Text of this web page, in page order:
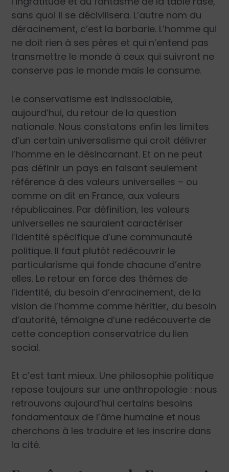
sans quoi il se décivilisera. L’autre nom du
déracinement, c’est la barbarie. L’homme qui
ne doit rien à ses pères et qui n’entend pas
transmettre le monde à ceux qui suivront ne
conserve pas le monde mais le consume.
Le conservatisme est indissociable,
aujourd’hui, du retour de la question
nationale. Nous constatons enfin les limites
d’un certain universalisme qui croit délivrer
l’homme en le désincarnant. Et on ne peut
pas définir un pays en faisant seulement
référence à des valeurs universelles – ou
comme on dit en France, aux valeurs
républicaines. Par définition, les valeurs
universelles ne sauraient caractériser
l’identité spécifique d’une communauté
politique. Il faut plutôt redécouvrir le
particularisme qui fonde chacune d’entre
elles. Le retour en force des thèmes de
l’identité, du besoin d’enracinement, de la
vision de l’homme comme héritier, du besoin
d’autorité, témoigne d’une redécouverte de
cette conception conservatrice du lien
social.
Et c’est tant mieux. Une philosophie politique
repose toujours sur une anthropologie : nous
retrouvons aujourd’hui certains besoins
fondamentaux de l’âme humaine et nous
cherchons à les traduire et les inscrire dans
la cité.